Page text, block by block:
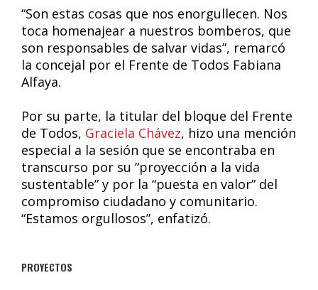
“Son estas cosas que nos enorgullecen. Nos
toca homenajear a nuestros bomberos, que
son responsables de salvar vidas”, remarcó
la concejal por el Frente de Todos Fabiana
Alfaya.
Por su parte, la titular del bloque del Frente
de Todos, Graciela Chávez, hizo una mención
especial a la sesión que se encontraba en
transcurso por su “proyección a la vida
sustentable” y por la “puesta en valor” del
compromiso ciudadano y comunitario.
“Estamos orgullosos”, enfatizó.
PROYECTOS